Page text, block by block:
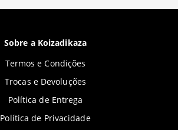
Sobre a Koizadikaza
Termos e Condições
Trocas e Devoluções
Política de Entrega
Política de Privacidade